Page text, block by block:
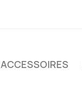
ACCESSOIRES